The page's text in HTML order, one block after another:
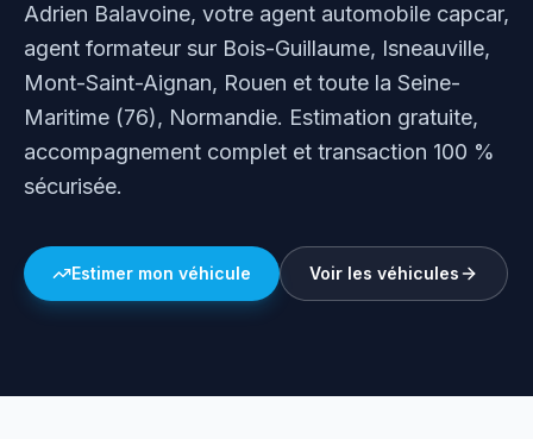
Adrien Balavoine, votre agent automobile capcar,
agent formateur sur Bois-Guillaume, Isneauville,
Mont-Saint-Aignan, Rouen et toute la Seine-
Maritime (76), Normandie. Estimation gratuite,
accompagnement complet et transaction 100 %
sécurisée.
Estimer mon véhicule Voir les véhicules